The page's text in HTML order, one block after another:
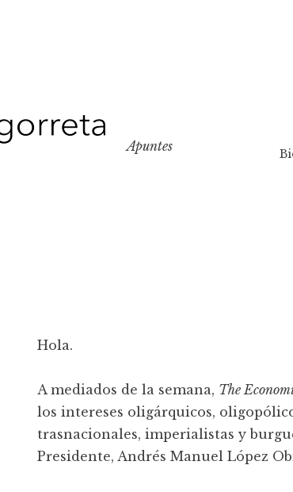
Apuntes
Hola.
A mediados de la semana, The
los intereses oligárquicos,
trasnacionales, imperialistas y
Presidente, Andrés Manuel López